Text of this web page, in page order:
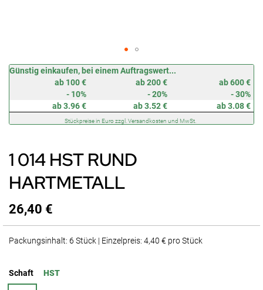
Günstig einkaufen, bei einem Auftragswert...
ab 100 €
ab 200 €
ab 600 €
- 10%
- 20%
- 30%
ab 3.96 €
ab 3.52 € ab 3.08 €
Stückpreise in Euro zzgl. Versandkosten und MwSt.
1 014 HST RUND
HARTMETALL
26,40 €
Packungsinhalt: 6 Stück | Einzelpreis: 4,40 € pro Stück
Schaft HST
Zum
Anfang
springen